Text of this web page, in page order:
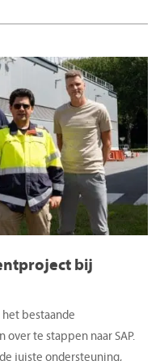
bij
bestaande
te stappen naar SAP.
juiste ondersteuning,